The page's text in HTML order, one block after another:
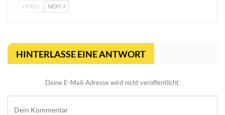
PREV NEXT
HINTERLASSE EINE ANTWORT
Deine E-Mail-Adresse wird nicht veröffentlicht.